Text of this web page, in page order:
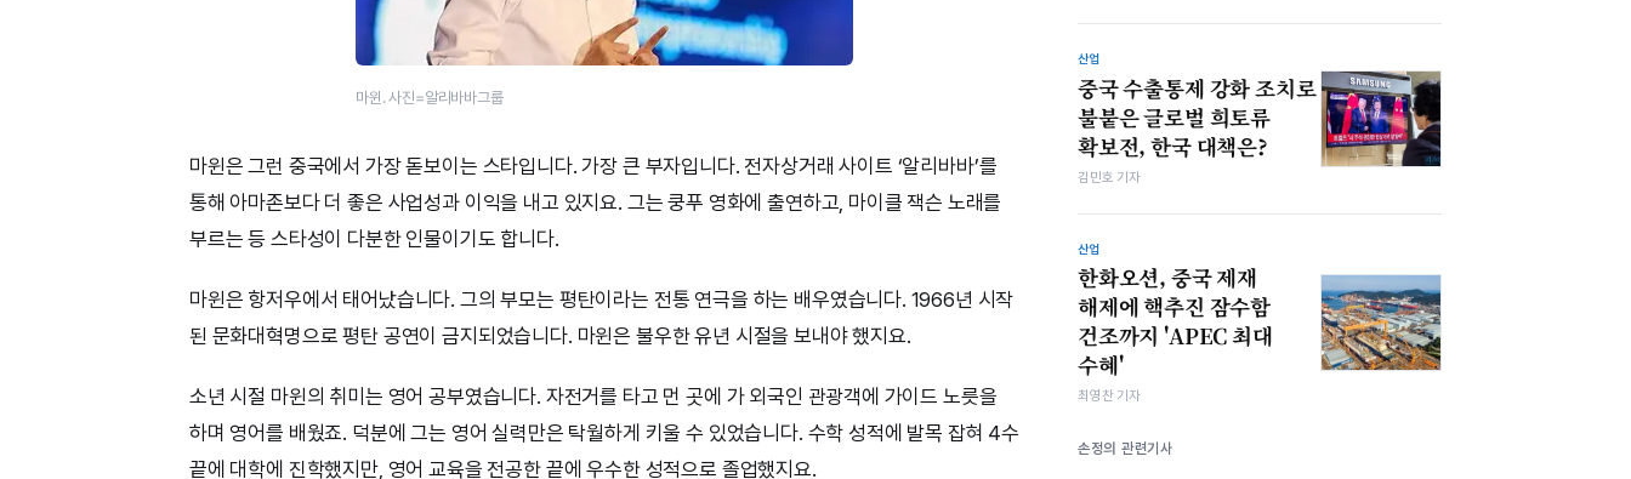
마윈. 사진=알리바바그룹
마윈은 그런 중국에서 가장 돋보이는 스타입니다. 가장 큰 부자입니다. 전자상거래 사이트 ‘알리바바’를
통해 아마존보다 더 좋은 사업성과 이익을 내고 있지요. 그는 쿵푸 영화에 출연하고, 마이클 잭슨 노래를
부르는 등 스타성이 다분한 인물이기도 합니다.
마윈은 항저우에서 태어났습니다. 그의 부모는 평탄이라는 전통 연극을 하는 배우였습니다. 1966년 시작
된 문화대혁명으로 평탄 공연이 금지되었습니다. 마윈은 불우한 유년 시절을 보내야 했지요.
소년 시절 마윈의 취미는 영어 공부였습니다. 자전거를 타고 먼 곳에 가 외국인 관광객에 가이드 노릇을
하며 영어를 배웠죠. 덕분에 그는 영어 실력만은 탁월하게 키울 수 있었습니다. 수학 성적에 발목 잡혀 4수
끝에 대학에 진학했지만, 영어 교육을 전공한 끝에 우수한 성적으로 졸업했지요.
산업
중국 수출통제 강화 조치로
불붙은 글로벌 희토류
확보전, 한국 대책은?
김민호 기자
산업
한화오션, 중국 제재
해제에 핵추진 잠수함
건조까지 'APEC 최대
수혜'
최영찬 기자
손정의 관련기사